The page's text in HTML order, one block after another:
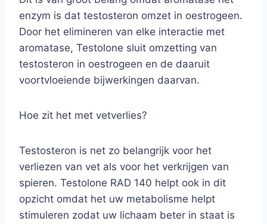
enzym is dat testosteron omzet in oestrogeen.
Door het elimineren van elke interactie met
aromatase, Testolone sluit omzetting van
testosteron in oestrogeen en de daaruit
voortvloeiende bijwerkingen daarvan.
Hoe zit het met vetverlies?
Testosteron is net zo belangrijk voor het
verliezen van vet als voor het verkrijgen van
spieren. Testolone RAD 140 helpt ook in dit
opzicht omdat het uw metabolisme helpt
stimuleren zodat uw lichaam beter in staat is